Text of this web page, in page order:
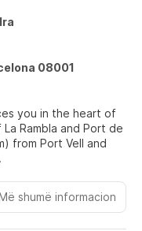
08001
you in the heart of
Rambla and Port de
such as a
complimentary
shumë informacion